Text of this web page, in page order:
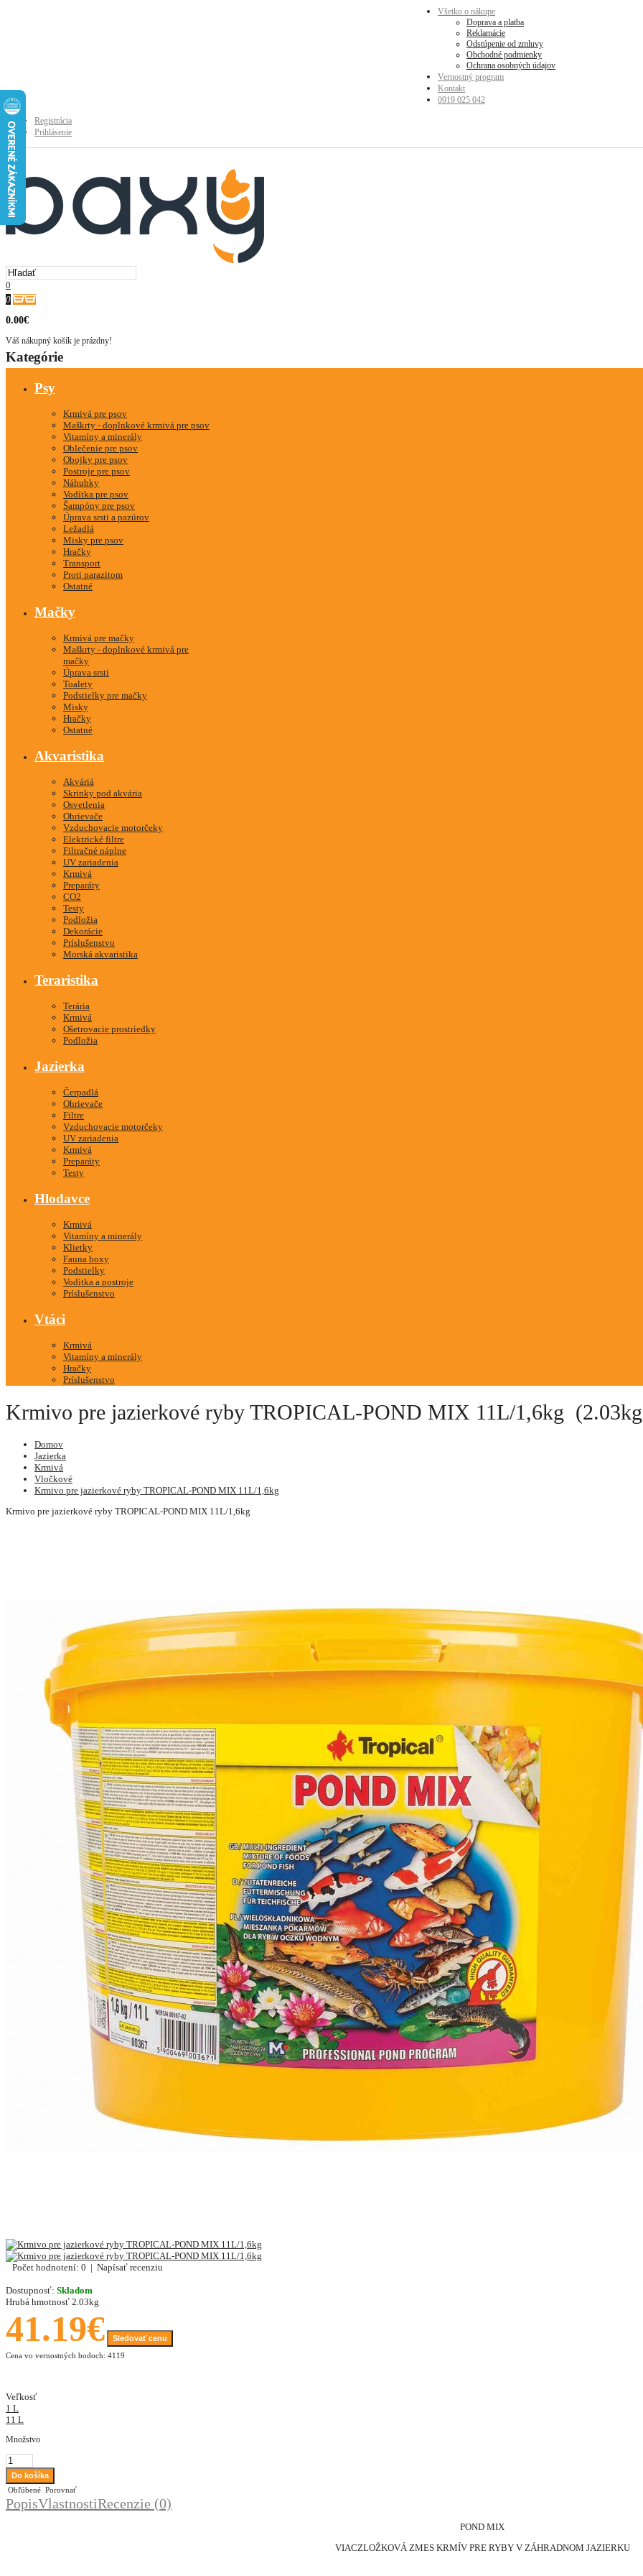
Všetko o nákupe
Doprava a platba
Reklamácie
Odstúpenie od zmluvy
Obchodné podmienky
Ochrana osobných údajov
Vernostný program
Kontakt
0919 025 042
Registrácia
Prihlásenie
0
0
0.00€
Váš nákupný košík je prázdny!
Kategórie
Psy
Krmivá pre psov
Maškrty - doplnkové krmivá pre psov
Vitamíny a minerály
Oblečenie pre psov
Obojky pre psov
Postroje pre psov
Náhubky
Vodítka pre psov
Šampóny pre psov
Úprava srsti a pazúrov
Ležadlá
Misky pre psov
Hračky
Transport
Proti parazitom
Ostatné
Mačky
Krmivá pre mačky
Maškrty - doplnkové krmivá pre
mačky
Úprava srsti
Toalety
Podstielky pre mačky
Misky
Hračky
Ostatné
Akvaristika
Akváriá
Skrinky pod akvária
Osvetlenia
Ohrievače
Vzduchovacie motorčeky
Elektrické filtre
Filtračné náplne
UV zariadenia
Krmivá
Preparáty
CO2
Testy
Podložia
Dekorácie
Príslušenstvo
Morská akvaristika
Teraristika
Terária
Krmivá
Ošetrovacie prostriedky
Podložia
Jazierka
Čerpadlá
Ohrievače
Filtre
Vzduchovacie motorčeky
UV zariadenia
Krmivá
Preparáty
Testy
Hlodavce
Krmivá
Vitamíny a minerály
Klietky
Fauna boxy
Podstielky
Voditka a postroje
Príslušenstvo
Vtáci
Krmivá
Vitamíny a minerály
Hračky
Príslušenstvo
Krmivo pre jazierkové ryby TROPICAL-POND MIX 11L/1,6kg
Domov
Jazierka
Krmivá
Vločkové
Krmivo pre jazierkové ryby TROPICAL-POND MIX 11L/1,6kg
Krmivo pre jazierkové ryby TROPICAL-POND MIX 11L/1,6kg
Počet hodnotení: 0 | Napísať recenziu
Dostupnosť: Skladom
Hrubá hmotnosť 2.03kg
41.19€
Sledovať cenu
Cena vo vernostných bodoch: 4119
Veľkosť
1 L
11 L
Množstvo
Obľúbené Porovnať
PopisVlastnostiRecenzie (0)
POND MIX
VIACZLOŽKOVÁ ZMES KRMÍV PRE RYBY V ZÁHRADNOM JAZIERKU